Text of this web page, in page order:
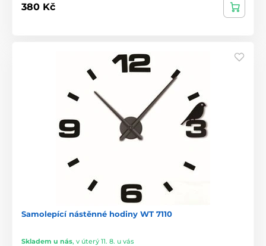
380 Kč
Samolepící nástěnné hodiny WT 7110
Skladem u nás, v úterý 11. 8. u vás